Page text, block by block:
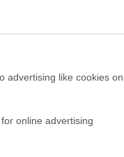
advertising like cookies on
online advertising
a pochi
serata,
notevole,
magari dopo
Qui potrai